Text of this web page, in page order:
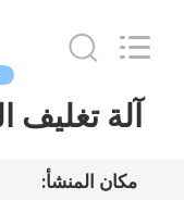
منزل
المنتجات
AUTOPARTS
CO.,LIMITED.
Reserved.
آلة تغليف
مكان المنشأ: